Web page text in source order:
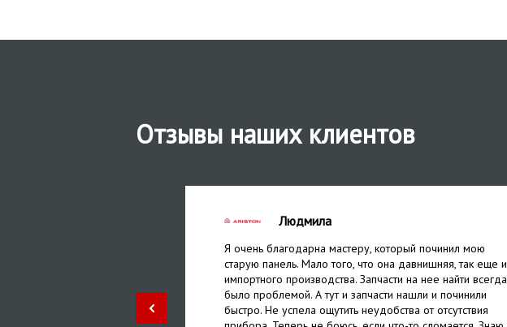
Отзывы наших клиентов
Людмила
Я очень благодарна мастеру, который починил мою
старую панель. Мало того, что она давнишняя, так еще и
импортного производства. Запчасти на нее найти всегда
было проблемой. А тут и запчасти нашли и починили
быстро. Не успела ощутить неудобства от отсутствия